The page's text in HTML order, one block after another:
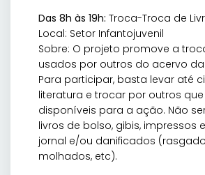
Das 8h às 19h: Troca-Troca de
Local: Setor Infantojuvenil
Sobre: O projeto promove a
usados por outros do acervo da
Para participar, basta levar até
literatura e trocar por outros
disponíveis para a ação. Não
livros de bolso, gibis, impressos
jornal e/ou danificados
molhados, etc).